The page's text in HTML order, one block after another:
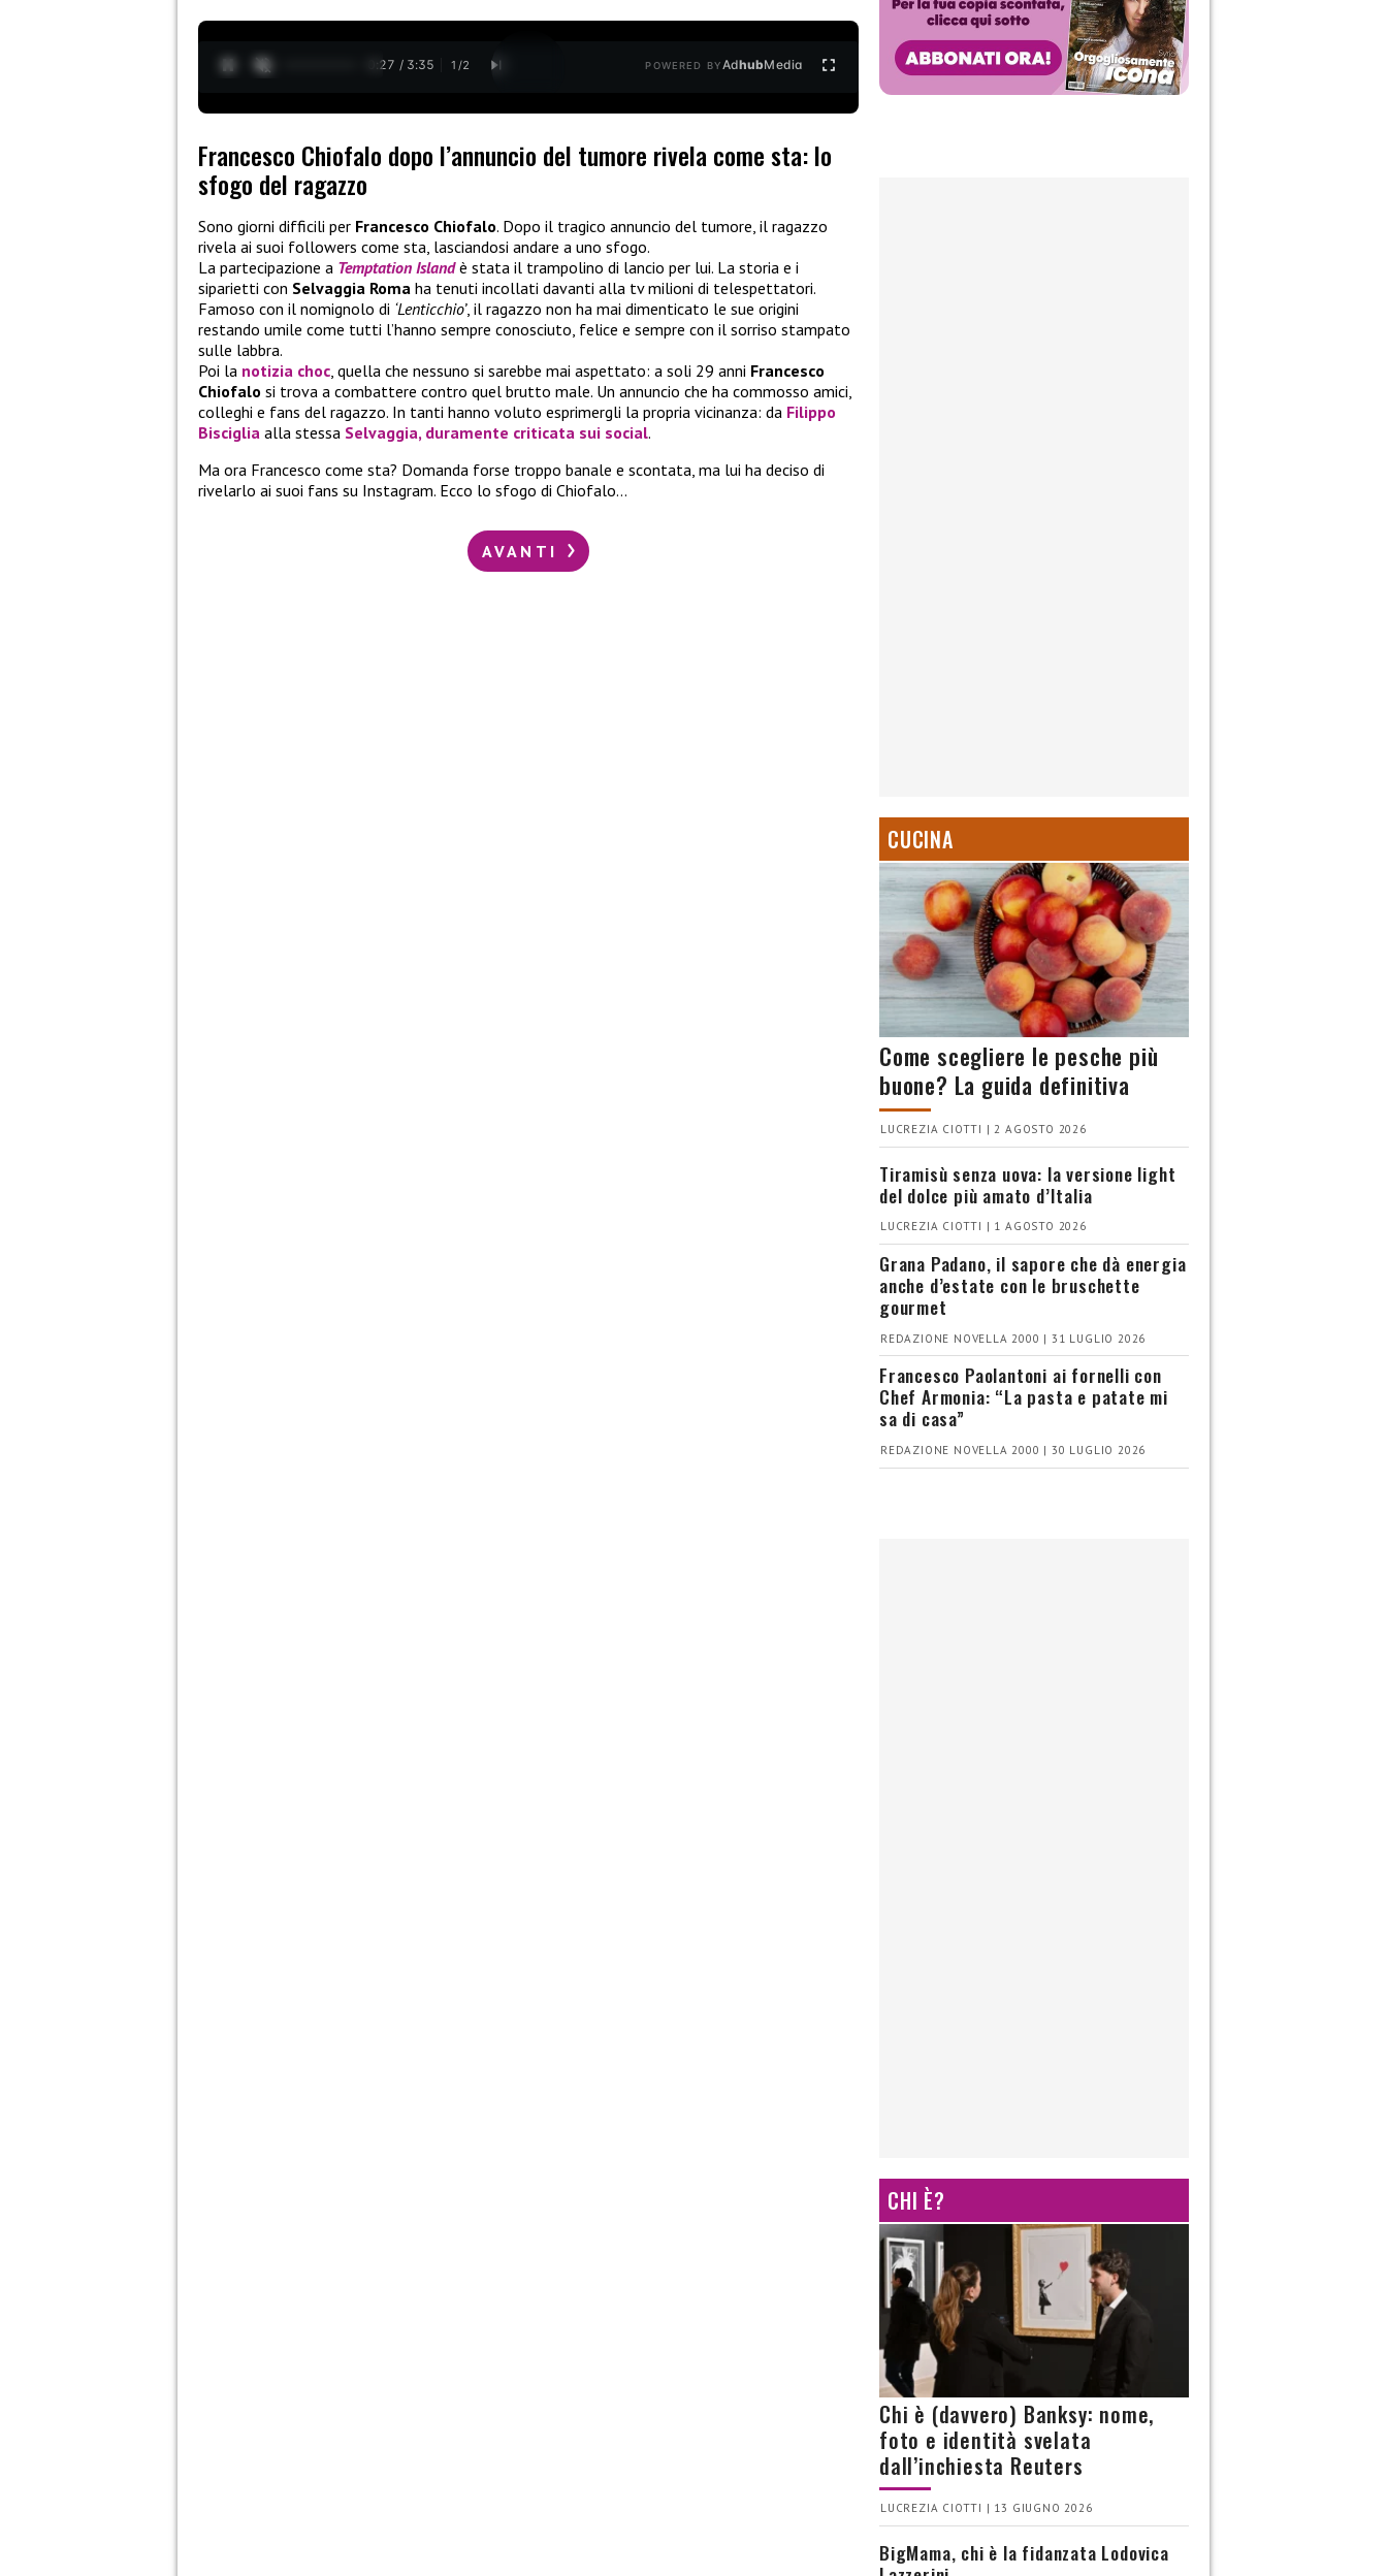
0:28 / 3:35 1 /2 POWERED BYAdhubMedia
Francesco Chiofalo dopo l’annuncio del tumore rivela come sta: lo
sfogo del ragazzo
Sono giorni difficili per Francesco Chiofalo. Dopo il tragico annuncio del tumore, il ragazzo
rivela ai suoi followers come sta, lasciandosi andare a uno sfogo.
La partecipazione a Temptation Islandè stata il trampolino di lancio per lui. La storia e i
siparietti con Selvaggia Roma ha tenuti incollati davanti alla tv milioni di telespettatori.
Famoso con il nomignolo di ‘Lenticchio’, il ragazzo non ha mai dimenticato le sue origini
restando umile come tutti l’hanno sempre conosciuto, felice e sempre con il sorriso stampato
sulle labbra.
Poi la notizia choc, quella che nessuno si sarebbe mai aspettato: a soli 29 anni Francesco
Chiofalo si trova a combattere contro quel brutto male. Un annuncio che ha commosso amici,
colleghi e fans del ragazzo. In tanti hanno voluto esprimergli la propria vicinanza: da Filippo
Bisciglia alla stessa Selvaggia, duramente criticata sui social.
Ma ora Francesco come sta? Domanda forse troppo banale e scontata, ma lui ha deciso di
rivelarlo ai suoi fans su Instagram. Ecco lo sfogo di Chiofalo…
AVANTI
CUCINA
Come scegliere le pesche più
buone? La guida definitiva
LUCREZIA CIOTTI | 2 AGOSTO 2026
Tiramisù senza uova: la versione light
del dolce più amato d’Italia
LUCREZIA CIOTTI | 1 AGOSTO 2026
Grana Padano, il sapore che dà energia
anche d’estate con le bruschette
gourmet
REDAZIONE NOVELLA 2000 | 31 LUGLIO 2026
Francesco Paolantoni ai fornelli con
Chef Armonia: “La pasta e patate mi
sa di casa”
REDAZIONE NOVELLA 2000 | 30 LUGLIO 2026
CHI È?
Chi è (davvero) Banksy: nome,
foto e identità svelata
dall’inchiesta Reuters
LUCREZIA CIOTTI | 13 GIUGNO 2026
BigMama, chi è la fidanzata Lodovica